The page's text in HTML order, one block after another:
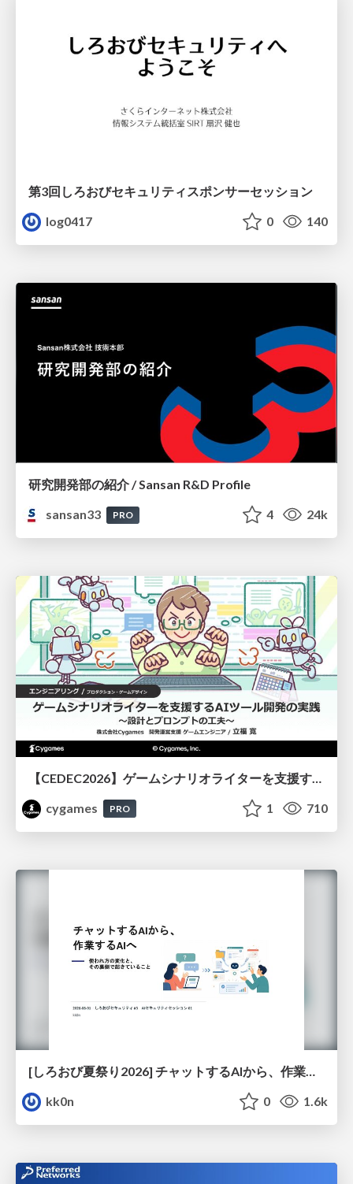
第3回しろおびセキュリティスポンサーセッション
log0417
0 140
研究開発部の紹介 / Sansan R&D Profile
sansan33
PRO 4 24k
cygames
PRO 1 710
[しろおび夏祭り2026] チャットするAIから、作業するAIへ - 使われ方の変化と、その裏側で起きていること
kk0n
0 1.6k